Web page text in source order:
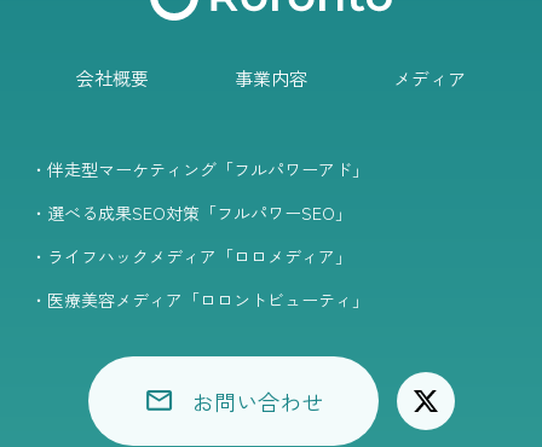
お問い合わせ
会社概要 事業内容 メディア
・伴走型マーケティング「フルパワーアド」
・選べる成果SEO対策「フルパワーSEO」
・ライフハックメディア「ロロメディア」
・医療美容メディア「ロロントビューティ」